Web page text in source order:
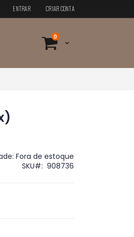
ENTRAR CRIAR CONTA
Cart
0 itens
Fora de estoque
SKU
908736